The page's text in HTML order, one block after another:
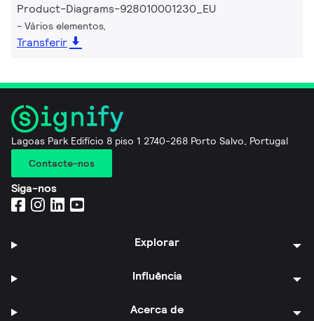
Product-Diagrams-928010001230_EU
Vários elementos,
Transferir
Lagoas Park Edifício 8 piso 1 2740-268 Porto Salvo, Portugal
Contacte-nos
Siga-nos
Explorar
Influência
Acerca de